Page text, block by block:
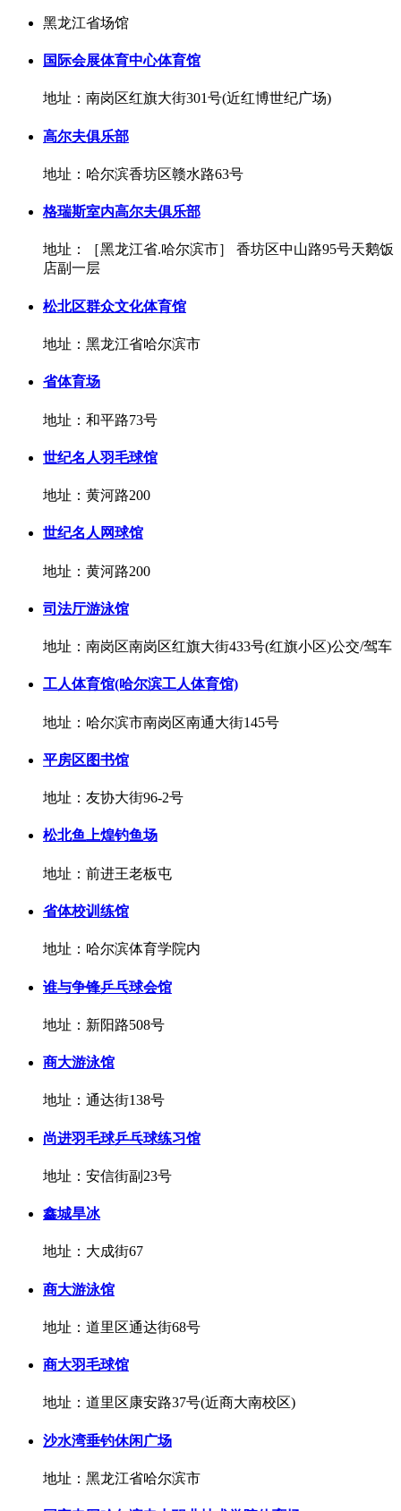
黑龙江省场馆
国际会展体育中心体育馆
地址：南岗区红旗大街301号(近红博世纪广场)
高尔夫俱乐部
地址：哈尔滨香坊区赣水路63号
格瑞斯室内高尔夫俱乐部
地址：［黑龙江省.哈尔滨市］ 香坊区中山路95号天鹅饭
店副一层
松北区群众文化体育馆
地址：黑龙江省哈尔滨市
省体育场
地址：和平路73号
世纪名人羽毛球馆
地址：黄河路200
世纪名人网球馆
地址：黄河路200
司法厅游泳馆
地址：南岗区南岗区红旗大街433号(红旗小区)公交/驾车
工人体育馆(哈尔滨工人体育馆)
地址：哈尔滨市南岗区南通大街145号
平房区图书馆
地址：友协大街96-2号
松北鱼上煌钓鱼场
地址：前进王老板屯
省体校训练馆
地址：哈尔滨体育学院内
谁与争锋乒乓球会馆
地址：新阳路508号
商大游泳馆
地址：通达街138号
尚进羽毛球乒乓球练习馆
地址：安信街副23号
鑫城旱冰
地址：大成街67
商大游泳馆
地址：道里区通达街68号
商大羽毛球馆
地址：道里区康安路37号(近商大南校区)
沙水湾垂钓休闲广场
地址：黑龙江省哈尔滨市